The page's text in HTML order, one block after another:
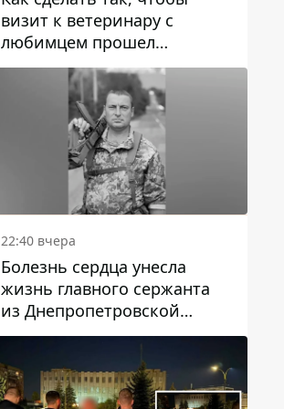
визит к ветеринару с
любимцем прошел
спокойно: простые советы
22:40 вчера
Болезнь сердца унесла
жизнь главного сержанта
из Днепропетровской
области Юрия Свистуна